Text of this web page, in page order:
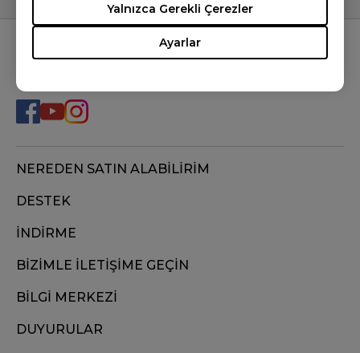
Ayarlar
Yalnızca Gerekli Çerezler
BİZİ TAKİP EDİN
NEREDEN SATIN ALABİLİRİM
DESTEK
İNDİRME
BİZİMLE İLETİŞİME GEÇİN
BİLGİ MERKEZİ
DUYURULAR